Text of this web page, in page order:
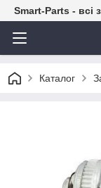
Smart-Parts - всі
Каталог